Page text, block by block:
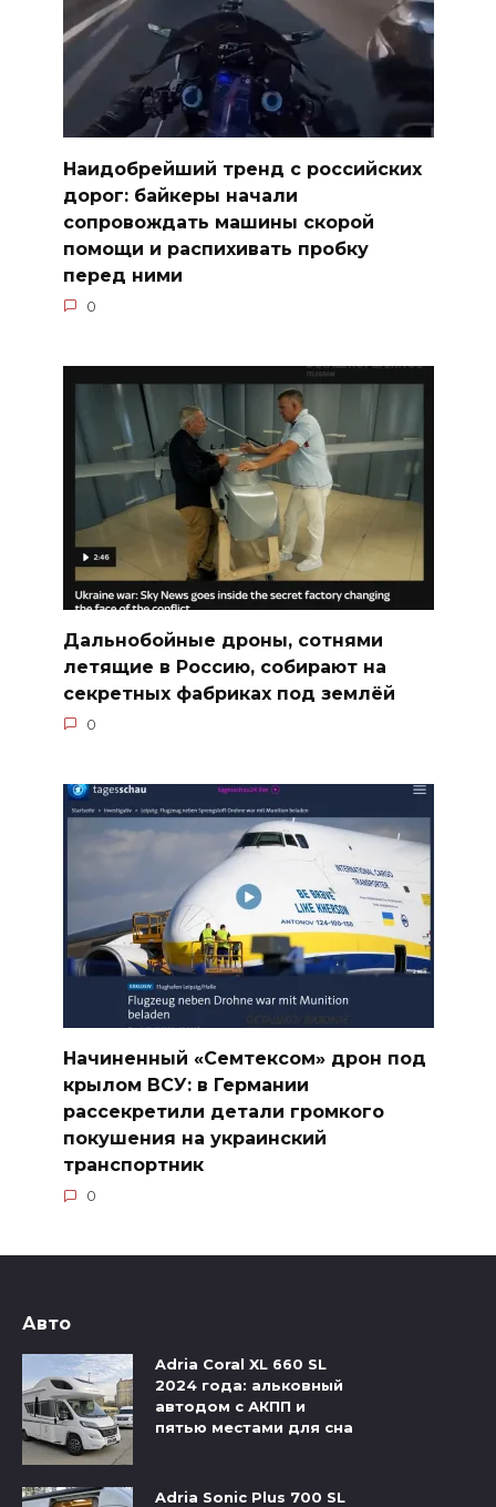
Наидобрейший тренд с российских
дорог: байкеры начали
сопровождать машины скорой
помощи и распихивать пробку
перед ними
0
Дальнобойные дроны, сотнями
летящие в Россию, собирают на
секретных фабриках под землёй
0
Начиненный «Семтексом» дрон под
крылом ВСУ: в Германии
рассекретили детали громкого
покушения на украинский
транспортник
0
Авто
Adria Coral XL 660 SL
2024 года: альковный
автодом с АКПП и
пятью местами для сна
Adria Sonic Plus 700 SL